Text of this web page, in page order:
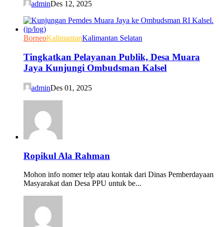
adminDes 12, 2025
BorneoKalimantanKalimantan Selatan
Tingkatkan Pelayanan Publik, Desa Muara
Jaya Kunjungi Ombudsman Kalsel
adminDes 01, 2025
Ropikul Ala Rahman
Mohon info nomer telp atau kontak dari Dinas Pemberdayaan
Masyarakat dan Desa PPU untuk be...